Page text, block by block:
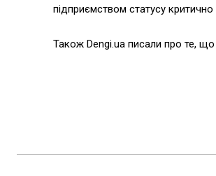
підприємством статусу
Також Dengi.ua писали про те, що